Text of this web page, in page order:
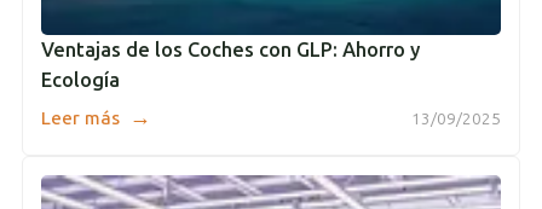
Ventajas de los Coches con GLP: Ahorro y
Ecología
13/09/2025
Leer más →